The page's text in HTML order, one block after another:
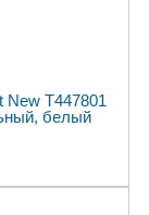
New T447801
белый